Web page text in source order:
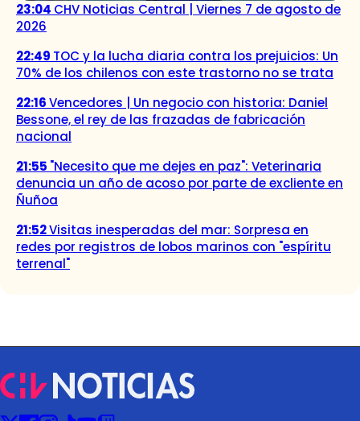
23:04 CHV Noticias Central | Viernes 7 de agosto de
2026
22:49 TOC y la lucha diaria contra los prejuicios: Un
70% de los chilenos con este trastorno no se trata
22:16Vencedores | Un negocio con historia: Daniel
Bessone, el rey de las frazadas de fabricación
nacional
21:55 "Necesito que me dejes en paz": Veterinaria
denuncia un año de acoso por parte de excliente en
Ñuñoa
21:52Visitas inesperadas del mar: Sorpresa en
redes por registros de lobos marinos con "espíritu
terrenal"